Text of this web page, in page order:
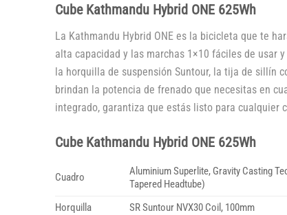
Cube Kathmandu Hybrid ONE 625Wh
La Kathmandu Hybrid ONE es la bicicleta que te
alta capacidad y las marchas 1×10 fáciles de usar
la horquilla de suspensión Suntour, la tija de sillín
brindan la potencia de frenado que necesitas en
integrado, garantiza que estás listo para cualquier
Cube Kathmandu Hybrid ONE 625Wh
Cuadro
Aluminium Superlite, Gravity Casting
Tapered Headtube)
Horquilla
SR Suntour NVX30 Coil, 100mm